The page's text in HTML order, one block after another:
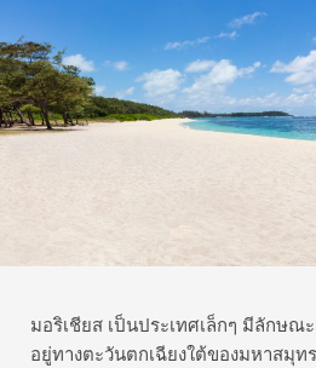
มอริเชียส เป็นประเทศเล็กๆ มีลักษณะ
อยู่ทางตะวันตกเฉียงใต้ของมหาสมุท